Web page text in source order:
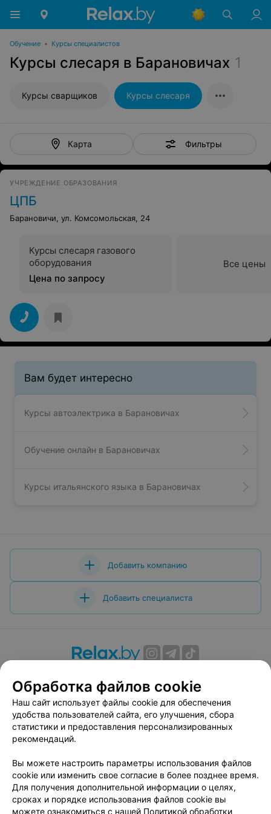
Обучение • Курсы специалистов
Курсы слесаря в Барановичах 1
Курсы сварщиков Курсы слесаря
Карта Фильтры
УЧРЕЖДЕНИЕ ОБРАЗОВАНИЯ
ЦПБ
Барановичи, ул. Комсомольская, 24
Курсы слесаря газового
оборудования
Цена по запросу
Все цены
Вам будет интересно
Курсы автоэлектрика в Барановичах
Обучение онлайн в Барановичах
Курсы итальянского языка в Барановичах
Добавить компанию
Добавить специалиста
Вакансии
Публичный договор
Способы оплаты
Публичный договор по использованию сервиса
«Афиша»
Пользовательское соглашение
Связаться по вопросам сотрудничества
Написать руководителю relax.by
Персональные настройки cookie
Обработка файлов cookie
Наш сайт использует файлы cookie для обеспечения
удобства пользователей сайта, его улучшения, сбора
статистики и предоставления персонализированных
рекомендаций.
Вы можете настроить параметры использования файлов
cookie или изменить свое согласие в более позднее время.
Для получения дополнительной информации о целях,
сроках и порядке использования файлов cookie вы
можете ознакомиться с нашей Политикой обработки